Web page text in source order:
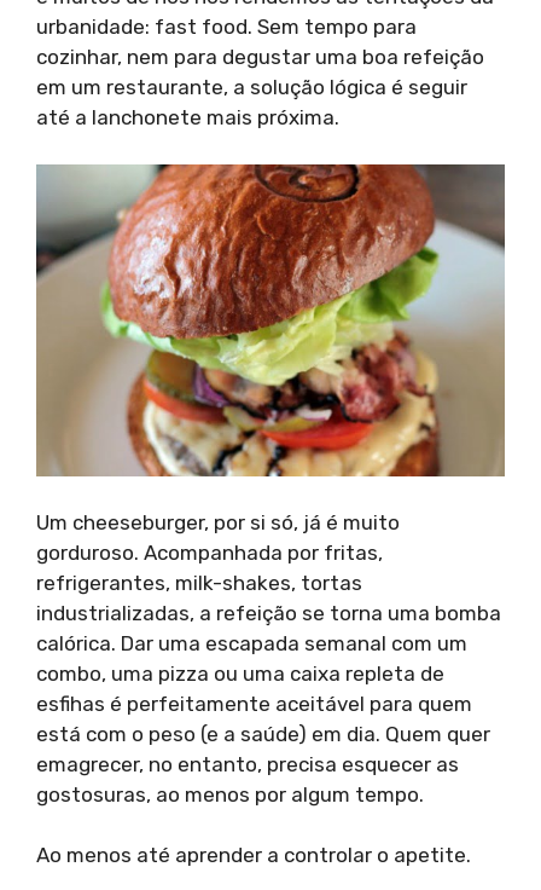
urbanidade: fast food. Sem tempo para
cozinhar, nem para degustar uma boa refeição
em um restaurante, a solução lógica é seguir
até a lanchonete mais próxima.
Um cheeseburger, por si só, já é muito
gorduroso. Acompanhada por fritas,
refrigerantes, milk-shakes, tortas
industrializadas, a refeição se torna uma bomba
calórica. Dar uma escapada semanal com um
combo, uma pizza ou uma caixa repleta de
esfihas é perfeitamente aceitável para quem
está com o peso (e a saúde) em dia. Quem quer
emagrecer, no entanto, precisa esquecer as
gostosuras, ao menos por algum tempo.
Ao menos até aprender a controlar o apetite.